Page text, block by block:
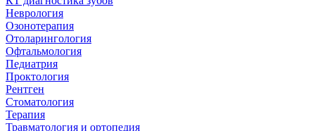
Неврология
Озонотерапия
Отоларингология
Офтальмология
Педиатрия
Проктология
Рентген
Стоматология
Терапия
Травматология и ортопедия